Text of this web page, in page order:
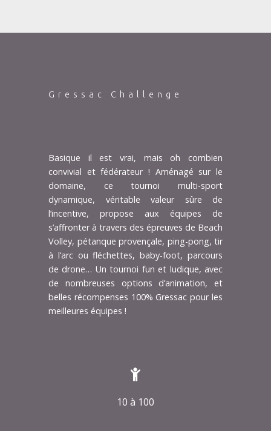
Gressac Challenge
Basique il est vrai, mais oh combien
convivial et fédérateur ! Aménagé sur le
domaine, ce tournoi multi-sport
dynamique, véritable valeur sûre de
l’incentive, propose aux équipes de
s’affronter à travers des épreuves de Beach
Volley, pétanque provençale, ping-pong, tir
à l’arc ou fléchettes, baby-foot, parcours
de drone… Un tournoi fun et ludique, avec
de nombreuses options d’animation, et
belles récompenses 100% Gressac pour les
meilleures équipes !
10 à 100